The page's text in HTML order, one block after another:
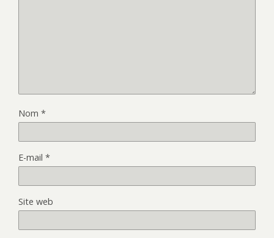
Nom *
E-mail *
Site web